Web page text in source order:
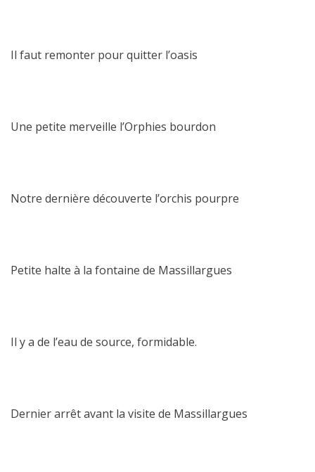
Il faut remonter pour quitter l’oasis
Une petite merveille l’Orphies bourdon
Notre dernière découverte l’orchis pourpre
Petite halte à la fontaine de Massillargues
Il y a de l’eau de source, formidable.
Dernier arrêt avant la visite de Massillargues